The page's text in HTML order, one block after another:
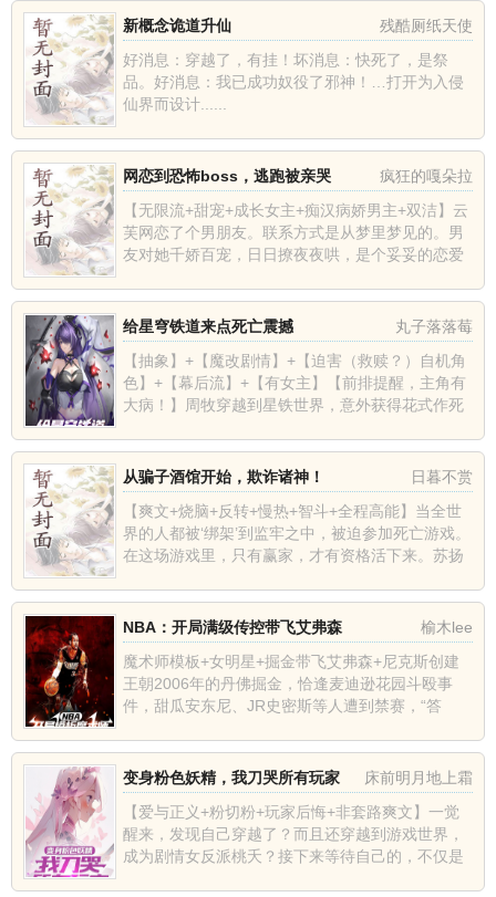
残酷厕纸天使
新概念诡道升仙
好消息：穿越了，有挂！坏消息：快死了，是祭
品。好消息：我已成功奴役了邪神！…打开为入侵
仙界而设计......
疯狂的嘎朵拉
网恋到恐怖boss，逃跑被亲哭
【无限流+甜宠+成长女主+痴汉病娇男主+双洁】云
芙网恋了个男朋友。联系方式是从梦里梦见的。男
友对她千娇百宠，日日撩夜夜哄，是个妥妥的恋爱
男友却支支吾吾不肯见...
丸子落落莓
给星穹铁道来点死亡震撼
【抽象】+【魔改剧情】+【迫害（救赎？）自机角
色】+【幕后流】+【有女主】【前排提醒，主角有
大病！】周牧穿越到星铁世界，意外获得花式作死
活足够震撼人心，他就...
日暮不赏
从骗子酒馆开始，欺诈诸神！
【爽文+烧脑+反转+慢热+智斗+全程高能】当全世
界的人都被‘绑架’到监牢之中，被迫参加死亡游戏。
在这场游戏里，只有赢家，才有资格活下来。苏扬
让其他‘玩家’喊...
榆木lee
NBA：开局满级传控带飞艾弗森
魔术师模板+女明星+掘金带飞艾弗森+尼克斯创建
王朝2006年的丹佛掘金，恰逢麦迪逊花园斗殴事
件，甜瓜安东尼、JR史密斯等人遭到禁赛，“答
原，却因为一名华夏...
床前明月地上霜
变身粉色妖精，我刀哭所有玩家
【爱与正义+粉切粉+玩家后悔+非套路爽文】一觉
醒来，发现自己穿越了？而且还穿越到游戏世界，
成为剧情女反派桃夭？接下来等待自己的，不仅是